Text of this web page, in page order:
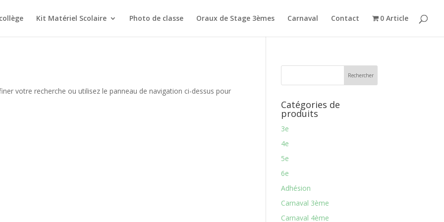
Kit Matériel Scolaire Photo de classe Oraux de Stage 3èmes Carnaval Contact 0 Article
votre recherche ou utilisez le panneau de navigation ci-dessus pour
Catégories de
produits
3e
4e
5e
6e
Adhésion
Carnaval 3ème
Carnaval 4ème